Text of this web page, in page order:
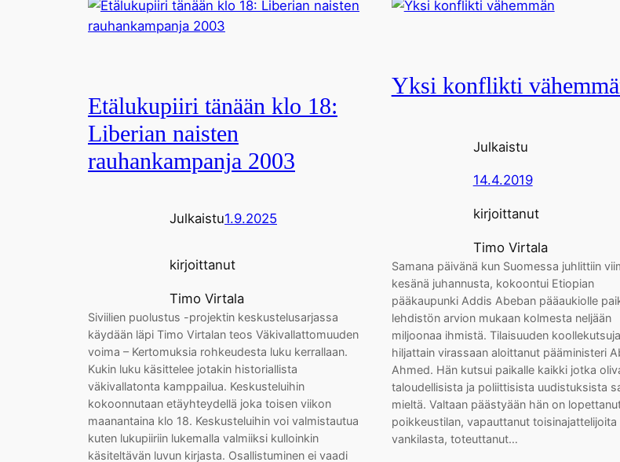
Etälukupiiri tänään klo 18:
Liberian naisten
rauhankampanja 2003
Julkaistu1.9.2025
kirjoittanut
Timo Virtala
Siviilien puolustus -projektin keskustelusarjassa
käydään läpi Timo Virtalan teos Väkivallattomuuden
voima – Kertomuksia rohkeudesta luku kerrallaan.
Kukin luku käsittelee jotakin historiallista
väkivallatonta kamppailua. Keskusteluihin
kokoonnutaan etäyhteydellä joka toisen viikon
maanantaina klo 18. Keskusteluihin voi valmistautua
kuten lukupiiriin lukemalla valmiiksi kulloinkin
käsiteltävän luvun kirjasta. Osallistuminen ei vaadi
Yksi konflikti
Julkaistu
14.4.2019
kirjoittanut
Timo Virtala
Samana päivänä kun Suomessa juhlittiin
kesänä juhannusta, kokoontui Etiopian
pääkaupunki Addis Abeban pääaukiolle
lehdistön arvion mukaan kolmesta neljään
miljoonaa ihmistä. Tilaisuuden
hiljattain virassaan aloittanut pääministeri
Ahmed. Hän kutsui paikalle kaikki jotka
taloudellisista ja poliittisista uudistuksista
mieltä. Valtaan päästyään hän on
poikkeustilan, vapauttanut toisinajattelijoita
vankilasta, toteuttanut…